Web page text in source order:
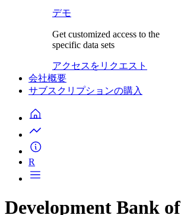
デモ
Get customized access to the
specific data sets
アクセスをリクエスト
会社概要
サブスクリプションの購入
R
Development Bank of